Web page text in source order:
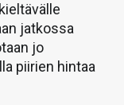
jatkossa
jo
piirien hintaa